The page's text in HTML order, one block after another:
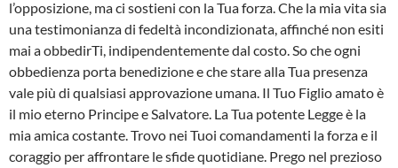
l’opposizione, ma ci sostieni con la Tua forza. Che la mia vita sia
una testimonianza di fedeltà incondizionata, affinché non esiti
mai a obbedirTi, indipendentemente dal costo. So che ogni
obbedienza porta benedizione e che stare alla Tua presenza
vale più di qualsiasi approvazione umana. Il Tuo Figlio amato è
il mio eterno Principe e Salvatore. La Tua potente Legge è la
mia amica costante. Trovo nei Tuoi comandamenti la forza e il
coraggio per affrontare le sfide quotidiane. Prego nel prezioso